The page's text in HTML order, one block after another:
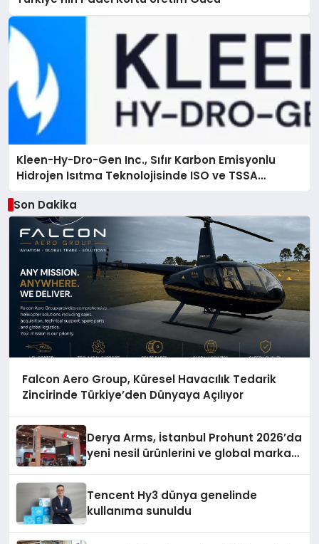
Kleen-Hy-Dro-Gen Inc., Sıfır Karbon Emisyonlu
Hidrojen Isıtma Teknolojisinde ISO ve TSSA
Düzenleyici Onaylarını Aldı
Son Dakika
Falcon Aero Group, Küresel Havacılık Tedarik
Zincirinde Türkiye’den Dünyaya Açılıyor
Derya Arms, İstanbul Prohunt 2026’da
yeni nesil ürünlerini ve global marka
Tencent Hy3 dünya genelinde
kullanıma sunuldu